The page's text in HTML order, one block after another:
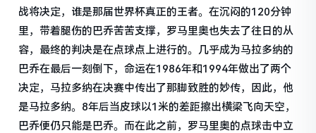
战将决定，谁是那届世界杯真正的王者。在沉闷的120分钟
里，带着腿伤的巴乔苦苦支撑，罗马里奥也失去了往日的从
容，最终的判决是在点球点上进行的。几乎成为马拉多纳的
巴乔在最后一刻倒下，命运在1986年和1994年做出了两个
决定，马拉多纳在决赛中传出了那脚致胜的妙传，因此，他
是马拉多纳。8年后当皮球以1米的差距擦出横梁飞向天空，
巴乔便仍只能是巴乔。而在此之前，罗马里奥的点球击中立